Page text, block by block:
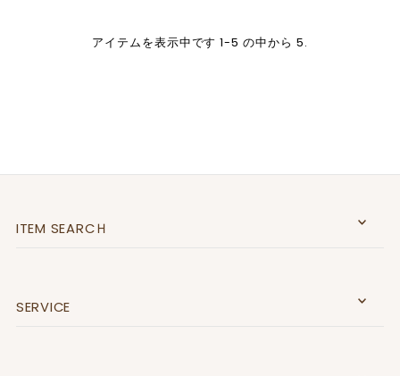
アイテムを表示中です 1-5 の中から 5.
ITEM SEARCＨ
SERVICE